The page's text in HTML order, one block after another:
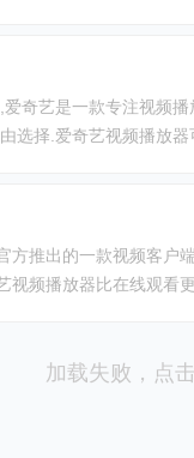
，让生活更美好。现在
奇艺是一款专注视频
选择.爱奇艺视频播放
网络传输技术,看
清晰度,智能和
影大片观看.秉承"悦享
方推出的一款视频客户
视频播放器比在线观看
加载失败，点